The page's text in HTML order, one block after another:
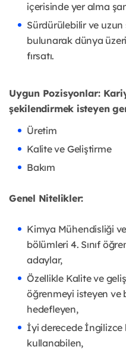
içerisinde yer alma
Sürdürülebilir ve
bulunarak dünya
fırsatı.
Uygun Pozisyonlar:
şekilendirmek isteyen
Üretim
Kalite ve Geliştirme
Bakım
Genel Nitelikler:
Kimya Mühendisliği
bölümleri 4. Sınıf
adaylar,
Özellikle Kalite ve
öğrenmeyi isteyen ve
hedefleyen,
İyi derecede İngilizce
kullanabilen,